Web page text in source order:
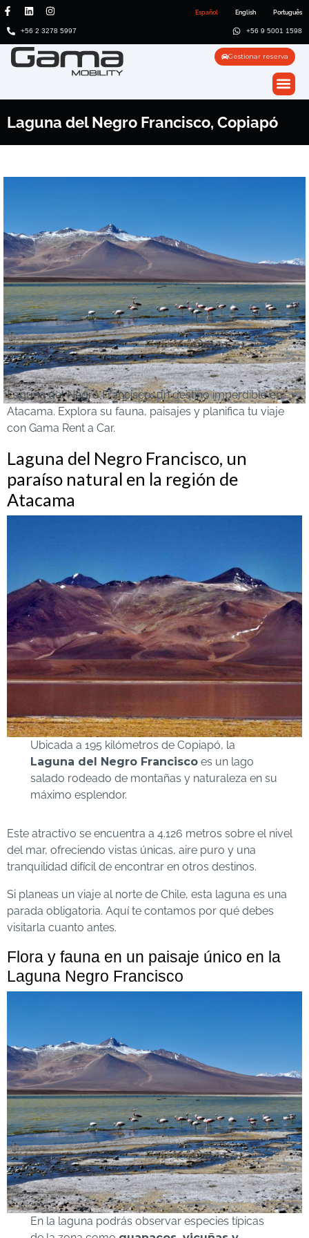
Español English Português
+56 2 3278 5997 +56 9 5001 1598
Gestionar reserva
Laguna del Negro Francisco, Copiapó
Laguna del Negro Francisco, un destino imperdible en
Atacama. Explora su fauna, paisajes y planifica tu viaje
con Gama Rent a Car.
Laguna del Negro Francisco, un
paraíso natural en la región de
Atacama
Ubicada a 195 kilómetros de Copiapó, la
Laguna del Negro Francisco es un lago
salado rodeado de montañas y naturaleza en su
máximo esplendor.
Este atractivo se encuentra a 4.126 metros sobre el nivel
del mar, ofreciendo vistas únicas, aire puro y una
tranquilidad difícil de encontrar en otros destinos.
Si planeas un viaje al norte de Chile, esta laguna es una
parada obligatoria. Aquí te contamos por qué debes
visitarla cuanto antes.
Flora y fauna en un paisaje único en la
Laguna Negro Francisco
En la laguna podrás observar especies típicas